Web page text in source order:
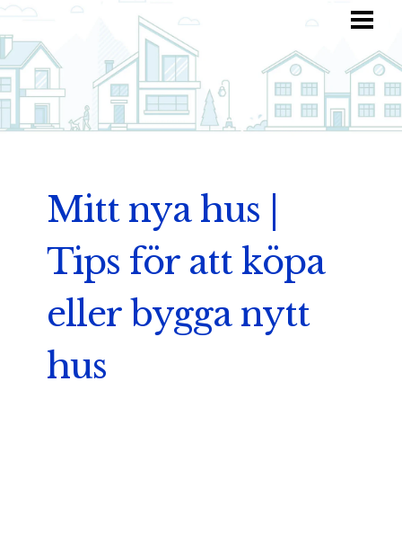
HITTA INSPIRATION
TOTALKOSTNAD
ANVÄND DIN FANTASI
Mitt nya hus |
Tips för att köpa
eller bygga nytt
hus